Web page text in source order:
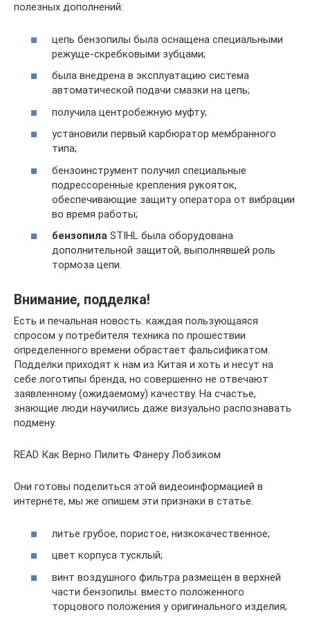
полезных дополнений:
цепь бензопилы была оснащена специальными
режуще-скребковыми зубцами;
была внедрена в эксплуатацию система
автоматической подачи смазки на цепь;
получила центробежную муфту;
установили первый карбюратор мембранного
типа;
бензоинструмент получил специальные
подрессоренные крепления рукояток,
обеспечивающие защиту оператора от вибрации
во время работы;
бензопила STIHL была оборудована
дополнительной защитой, выполнявшей роль
тормоза цепи.
Внимание, подделка!
Есть и печальная новость: каждая пользующаяся
спросом у потребителя техника по прошествии
определенного времени обрастает фальсификатом.
Подделки приходят к нам из Китая и хоть и несут на
себе логотипы бренда, но совершенно не отвечают
заявленному (ожидаемому) качеству. На счастье,
знающие люди научились даже визуально распознавать
подмену.
READ Как Верно Пилить Фанеру Лобзиком
Они готовы поделиться этой видеоинформацией в
интернете, мы же опишем эти признаки в статье.
литье грубое, пористое, низкокачественное;
цвет корпуса тусклый;
винт воздушного фильтра размещен в верхней
части бензопилы. вместо положенного
торцового положения у оригинального изделия;